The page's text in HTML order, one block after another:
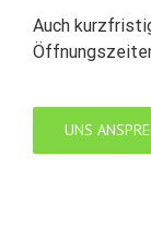
Auch
UNS